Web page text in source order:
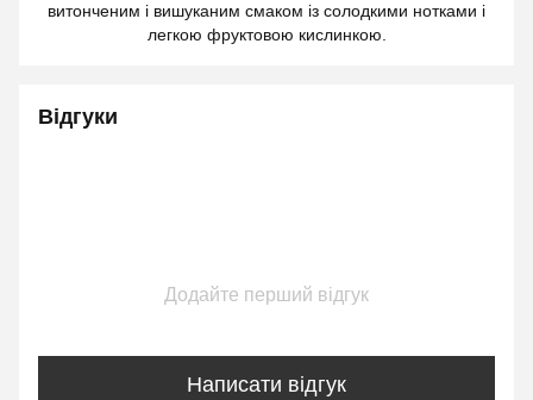
витонченим і вишуканим смаком із солодкими нотками і
легкою фруктовою кислинкою.
Відгуки
Додайте перший відгук
Написати відгук